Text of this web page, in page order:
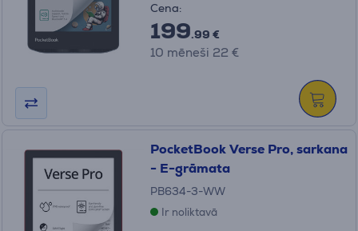
Cena:
199.99 €
10 mēneši 22 €
PocketBook Verse Pro, sarkana
- E-grāmata
PB634-3-WW
Ir noliktavā